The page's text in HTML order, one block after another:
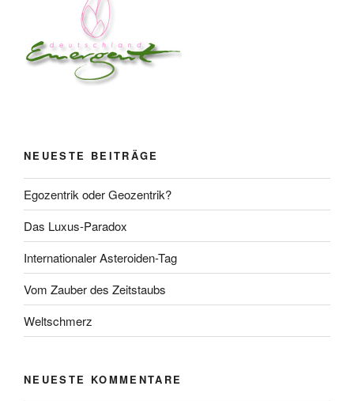
NEUESTE BEITRÄGE
Egozentrik oder Geozentrik?
Das Luxus-Paradox
Internationaler Asteroiden-Tag
Vom Zauber des Zeitstaubs
Weltschmerz
NEUESTE KOMMENTARE